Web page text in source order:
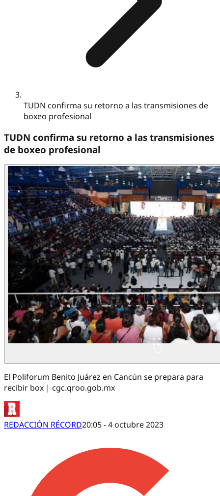
TUDN confirma su retorno a las transmisiones de
boxeo profesional
TUDN confirma su retorno a las transmisiones
de boxeo profesional
El Poliforum Benito Juárez en Cancún se prepara para
recibir box | cgc.qroo.gob.mx
REDACCIÓN RÉCORD20:05 - 4 octubre 2023